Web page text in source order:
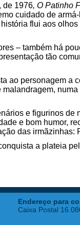
de 1976, O Patinho
cuidado de
flui aos
– também há
tão
ao personagem a
e figurinos
e bom humor,
das irmãzinhas:
a plateia
Endereço para
Caixa Postal